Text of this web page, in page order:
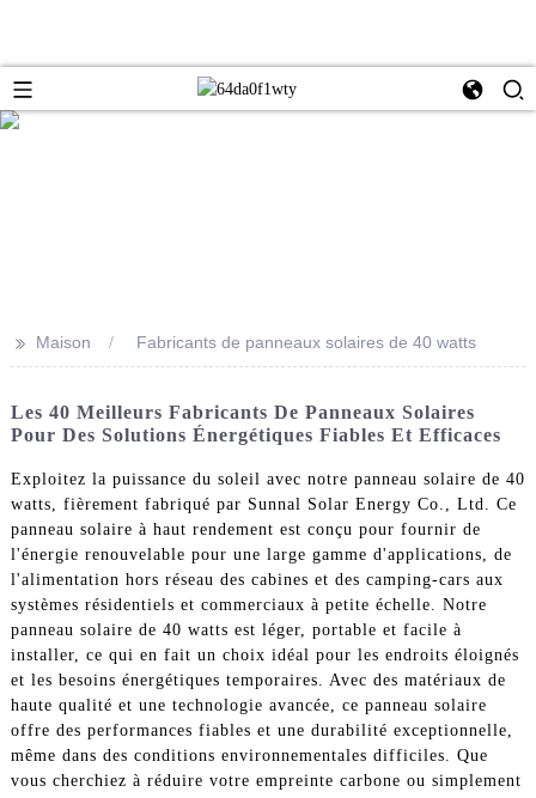
>> Maison Fabricants de panneaux solaires de 40 watts
Les 40 Meilleurs Fabricants De Panneaux Solaires
Pour Des Solutions Énergétiques Fiables Et Efficaces
Exploitez la puissance du soleil avec notre panneau solaire de 40
watts, fièrement fabriqué par Sunnal Solar Energy Co., Ltd. Ce
panneau solaire à haut rendement est conçu pour fournir de
l'énergie renouvelable pour une large gamme d'applications, de
l'alimentation hors réseau des cabines et des camping-cars aux
systèmes résidentiels et commerciaux à petite échelle. Notre
panneau solaire de 40 watts est léger, portable et facile à
installer, ce qui en fait un choix idéal pour les endroits éloignés
et les besoins énergétiques temporaires. Avec des matériaux de
haute qualité et une technologie avancée, ce panneau solaire
offre des performances fiables et une durabilité exceptionnelle,
même dans des conditions environnementales difficiles. Que
vous cherchiez à réduire votre empreinte carbone ou simplement